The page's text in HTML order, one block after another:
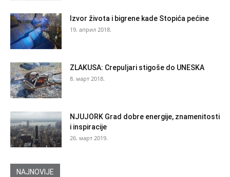
Izvor života i bigrene kade Stopića pećine
19. април 2018.
ZLAKUSA: Crepuljari stigoše do UNESKA
8. март 2018.
NJUJORK Grad dobre energije, znamenitosti
i inspiracije
26. март 2019.
NAJNOVIJE